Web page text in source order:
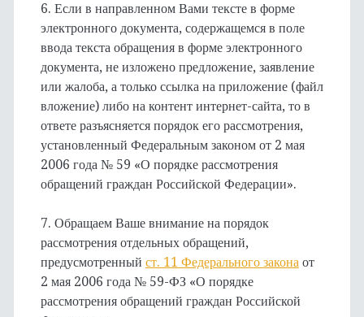
6. Если в направленном Вами тексте в форме
электронного документа, содержащемся в поле
ввода текста обращения в форме электронного
документа, не изложено предложение, заявление
или жалоба, а только ссылка на приложение (файл
вложение) либо на контент интернет-сайта, то в
ответе разъясняется порядок его рассмотрения,
установленный Федеральным законом от 2 мая
2006 года № 59 «О порядке рассмотрения
обращений граждан Российской Федерации».
7. Обращаем Ваше внимание на порядок
рассмотрения отдельных обращений,
предусмотренный ст. 11 Федерального законаот
2 мая 2006 года № 59-ФЗ «О порядке
рассмотрения обращений граждан Российской